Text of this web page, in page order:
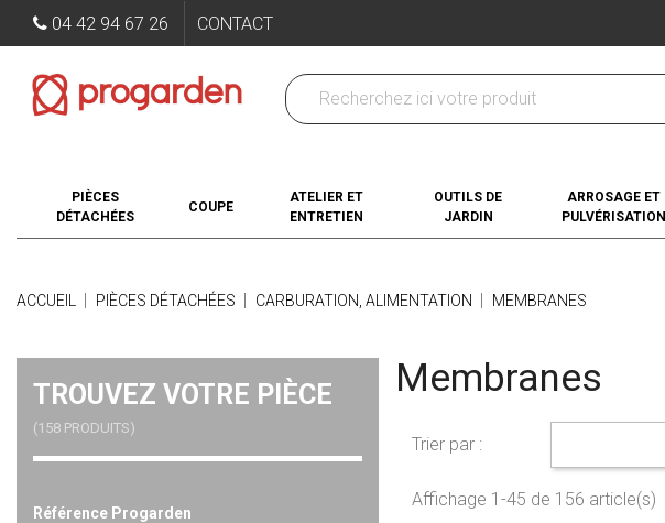
04 42 94 67 26 CONTACT
PIÈCES
DÉTACHÉES
COUPE
ATELIER ET
ENTRETIEN
OUTILS DE
JARDIN
ARROSAGE ET
PULVÉRISATION
ACCUEIL PIÈCES DÉTACHÉES CARBURATION, ALIMENTATION MEMBRANES
TROUVEZ VOTRE PIÈCE
(158 PRODUITS)
Référence Progarden
Membranes
Trier par :
Affichage 1-45 de 156 article(s)